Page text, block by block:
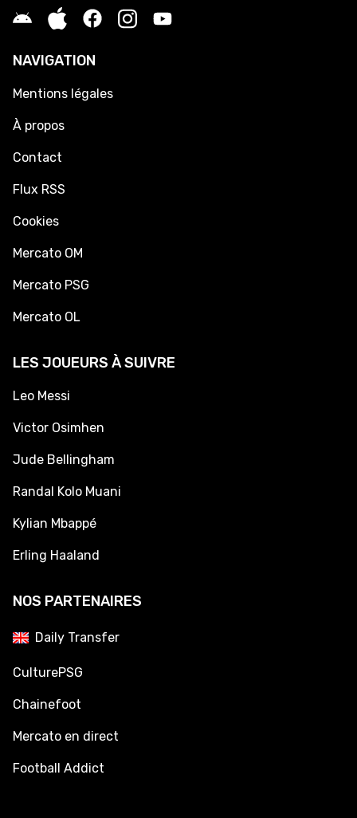
NAVIGATION
Mentions légales
À propos
Contact
Flux RSS
Cookies
Mercato OM
Mercato PSG
Mercato OL
LES JOUEURS À SUIVRE
Leo Messi
Victor Osimhen
Jude Bellingham
Randal Kolo Muani
Kylian Mbappé
Erling Haaland
NOS PARTENAIRES
Daily Transfer
CulturePSG
Chainefoot
Mercato en direct
Football Addict